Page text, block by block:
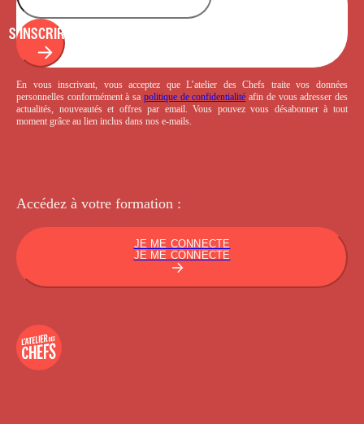
S'INSCRIRE
En vous inscrivant, vous acceptez que L’atelier des Chefs traite vos données
personnelles conformément à sa politique de confidentialité afin de vous adresser des
actualités, nouveautés et offres par email. Vous pouvez vous désabonner à tout
moment grâce au lien inclus dans nos e-mails.
Accédez à votre formation :
JE ME CONNECTE
JE ME CONNECTE